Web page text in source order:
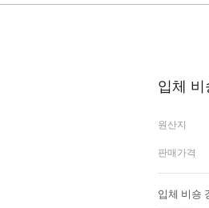
입체
원산지
판매가격